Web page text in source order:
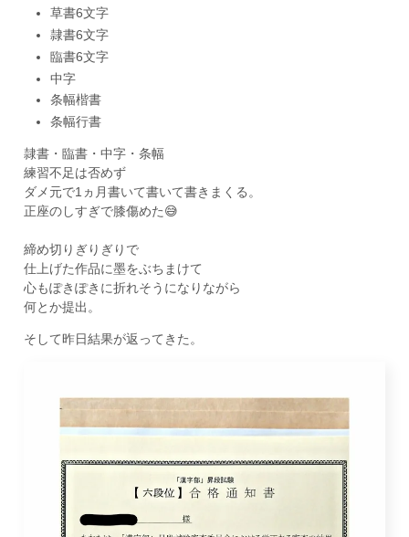
草書6文字
隷書6文字
臨書6文字
中字
条幅楷書
条幅行書
隷書・臨書・中字・条幅
練習不足は否めず
ダメ元で1ヵ月書いて書いて書きまくる。
正座のしすぎで膝傷めた😅
締め切りぎりぎりで
仕上げた作品に墨をぶちまけて
心もぽきぽきに折れそうになりながら
何とか提出。
そして昨日結果が返ってきた。